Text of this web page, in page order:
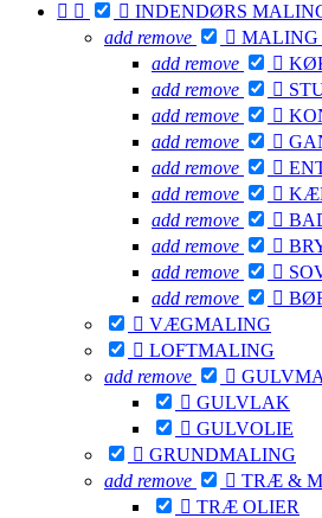
   INDENDØRS
add remove  MALING
add remove 
add remove 
add remove 
add remove 
add remove 
add remove 
add remove 
add remove 
add remove 
add remove 
 VÆGMALING
 LOFTMALING
add remove 
 GULVLAK
 GULVOLIE
 GRUNDMALING
add remove  TRÆ &
 TRÆ OLIER